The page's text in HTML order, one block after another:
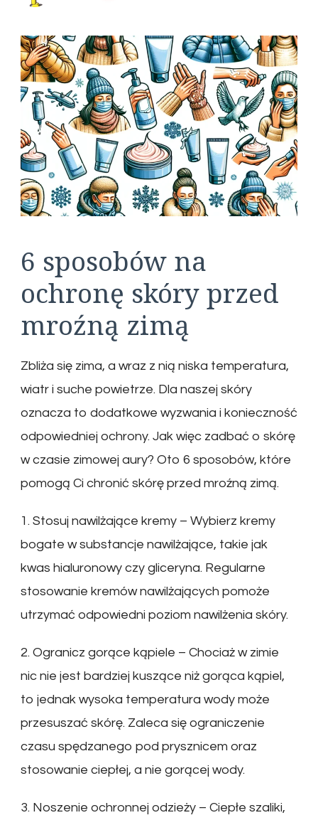
6 sposobów na
ochronę skóry przed
mroźną zimą
Zbliża się zima, a wraz z nią niska temperatura,
wiatr i suche powietrze. Dla naszej skóry
oznacza to dodatkowe wyzwania i konieczność
odpowiedniej ochrony. Jak więc zadbać o skórę
w czasie zimowej aury? Oto 6 sposobów, które
pomogą Ci chronić skórę przed mroźną zimą.
1. Stosuj nawilżające kremy – Wybierz kremy
bogate w substancje nawilżające, takie jak
kwas hialuronowy czy gliceryna. Regularne
stosowanie kremów nawilżających pomoże
utrzymać odpowiedni poziom nawilżenia skóry.
2. Ogranicz gorące kąpiele – Chociaż w zimie
nic nie jest bardziej kuszące niż gorąca kąpiel,
to jednak wysoka temperatura wody może
przesuszać skórę. Zaleca się ograniczenie
czasu spędzanego pod prysznicem oraz
stosowanie ciepłej, a nie gorącej wody.
3. Noszenie ochronnej odzieży – Ciepłe szaliki,